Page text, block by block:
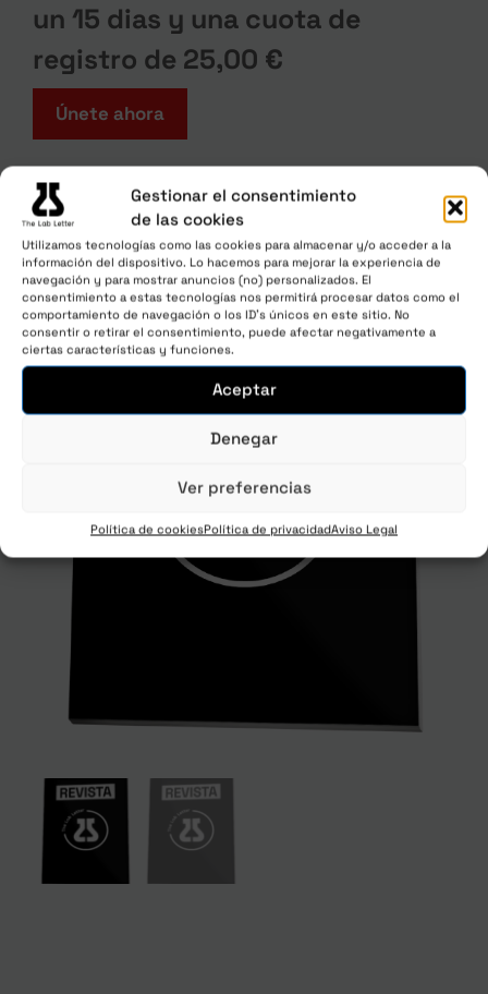
Gestionar el consentimiento
de las cookies
Utilizamos tecnologías como las cookies para almacenar y/o acceder a la
información del dispositivo. Lo hacemos para mejorar la experiencia de
navegación y para mostrar anuncios (no) personalizados. El
consentimiento a estas tecnologías nos permitirá procesar datos como el
comportamiento de navegación o los ID's únicos en este sitio. No
consentir o retirar el consentimiento, puede afectar negativamente a
ciertas características y funciones.
Aceptar
Denegar
Ver preferencias
Política de cookiesPolítica de privacidadAviso Legal
un 15 dias y una cuota de
registro de 25,00 €
Únete ahora